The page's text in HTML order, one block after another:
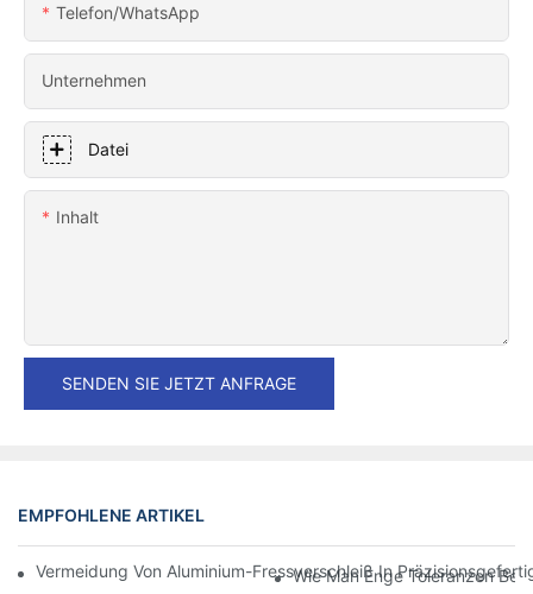
Telefon/WhatsApp
Unternehmen
Datei
Inhalt
SENDEN SIE JETZT ANFRAGE
EMPFOHLENE ARTIKEL
Vermeidung Von Aluminium-Fressverschleiß In
Wie Man Enge Toleranzen